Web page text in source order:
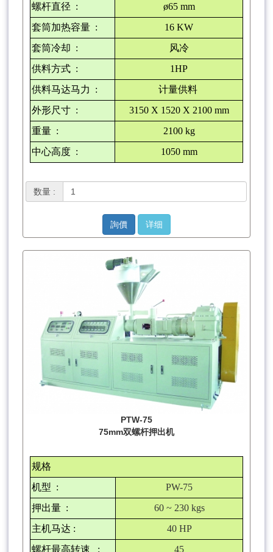
螺杆直径 :
ø65 mm
套筒加热容量 :
16 KW
套筒冷却 :
风冷
供料方式 :
1HP
供料马达马力
:
计量供料
外形尺寸 :
3150 X 1520 X 2100 mm
重量 :
2100 kg
中心高度 : 1050 mm
数量 :
詢價 详细
PTW-75
75mm双螺杆押出机
规格
机型 :
PW-75
押出量 :
60 ~ 230 kgs
主机马达 :
40 HP
螺杆最高转速
:
45